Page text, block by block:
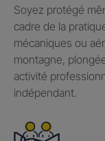
Soyez protégé
cadre de la
mécaniques ou
montagne,
activité
indépendant.